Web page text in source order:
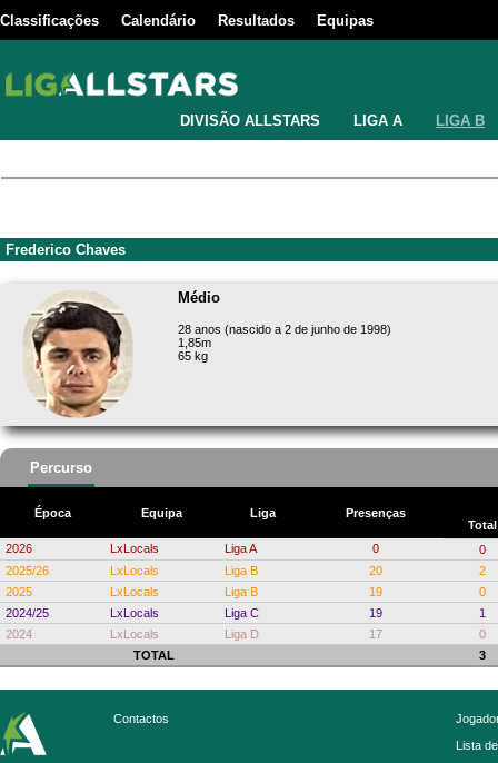
Classificações Calendário Resultados Equipas
DIVISÃO ALLSTARS LIGA A LIGA B
Frederico Chaves
Médio
28 anos (nascido a 2 de junho de 1998)
1,85m
65 kg
Percurso
Época Equipa Liga
Presenças
Total
2026
LxLocals Liga A 0
0
2025/26
LxLocals Liga B 20
2
2025
LxLocals Liga B 19
0
2024/25
LxLocals Liga C 19
1
2024
LxLocals Liga D 17
0
TOTAL
3
Contactos
Lista